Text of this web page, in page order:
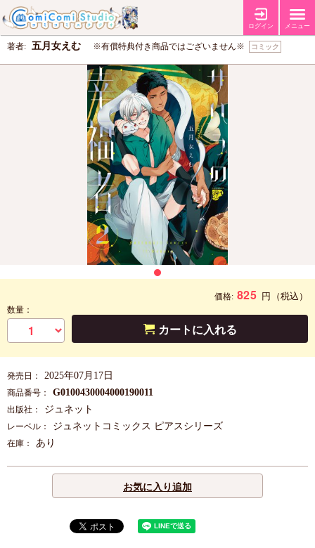
ログイン メニュー
サハラの幸福者（2）（単品）
著者: 五月女えむ ※有償特典付き商品ではございません※ コミック
価格: 825 円 （税込）
数量：
カートに入れる
発売日： 2025年07月17日
商品番号： G0100430004000190011
出版社： ジュネット
レーベル： ジュネットコミックス ピアスシリーズ
在庫： あり
お気に入り追加